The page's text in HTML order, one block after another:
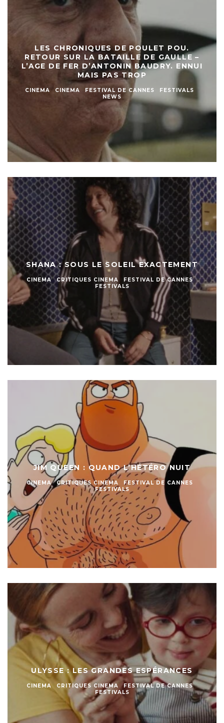
LES CHRONIQUES DE POULET POU.
RETOUR SUR LA BATAILLE DE GAULLE –
L’AGE DE FER D’ANTONIN BAUDRY. ENNUI
MAIS PAS TROP
CINEMA CINEMA FESTIVAL DE CANNES
FESTIVALS
NEWS
SHANA : SOUS LE SOLEIL EXACTEMENT
CINEMA CRITIQUES CINEMA
FESTIVAL DE CANNES
FESTIVALS
JIM QUEEN : QUAND L’HÉTÉRO NUIT
CINEMA CRITIQUES CINEMA
FESTIVAL DE CANNES
FESTIVALS
ULYSSE : LES GRANDES ESPÉRANCES
CINEMA CRITIQUES CINEMA
FESTIVAL DE CANNES
FESTIVALS